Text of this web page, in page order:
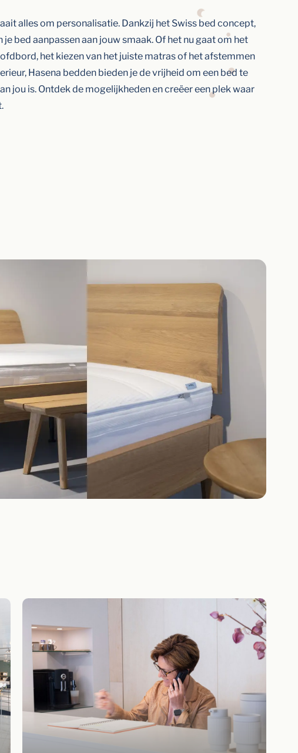
alles om personalisatie. Dankzij het Swiss bed concept,
je bed aanpassen aan jouw smaak. Of het nu gaat om het
het kiezen van het juiste matras of het afstemmen
Hasena bedden bieden je de vrijheid om een bed te
jou is. Ontdek de mogelijkheden en creëer een plek waar